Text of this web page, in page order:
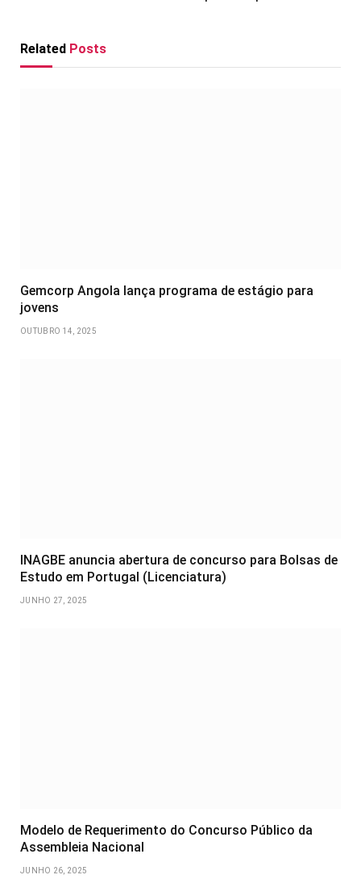
Related Posts
Gemcorp Angola lança programa de estágio para
jovens
OUTUBRO 14, 2025
INAGBE anuncia abertura de concurso para Bolsas de
Estudo em Portugal (Licenciatura)
JUNHO 27, 2025
Modelo de Requerimento do Concurso Público da
Assembleia Nacional
JUNHO 26, 2025